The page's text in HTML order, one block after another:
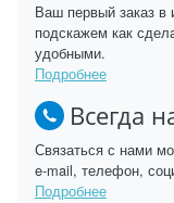
Ваш первый заказ в
подскажем как
удобными.
Подробнее
Всегда
Связаться с нами
e-mail, телефон,
Подробнее